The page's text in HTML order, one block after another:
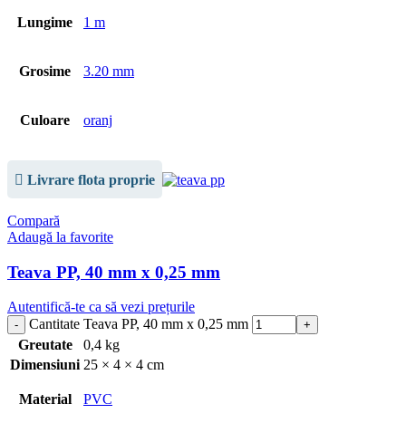
Lungime 1 m
Grosime 3.20 mm
Culoare oranj
Livrare flota proprie
Compară
Adaugă la favorite
Teava PP, 40 mm x 0,25 mm
Autentifică-te ca să vezi prețurile
Cantitate Teava PP, 40 mm x 0,25 mm
Greutate
0,4 kg
Dimensiuni 25 × 4 × 4 cm
Material PVC